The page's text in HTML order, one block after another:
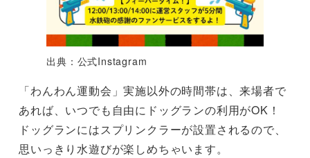
出典：公式Instagram
「わんわん運動会」実施以外の時間帯は、来場者で
あれば、いつでも自由にドッグランの利用がOK！
ドッグランにはスプリンクラーが設置されるので、
思いっきり水遊びが楽しめちゃいます。